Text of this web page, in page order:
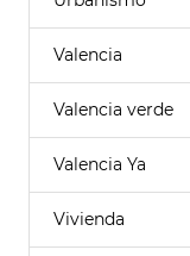
Valencia
Valencia verde
Valencia Ya
Vivienda